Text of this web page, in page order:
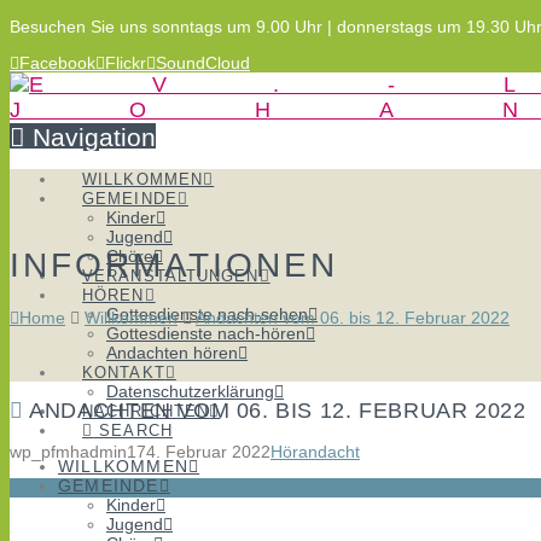
Besuchen Sie uns sonntags um 9.00 Uhr | donnerstags um 19.30 Uhr
Facebook Flickr SoundCloud
Navigation
WILLKOMMEN
GEMEINDE
Kinder
Jugend
Chöre
VERANSTALTUNGEN
HÖREN
Gottesdienste nach-sehen
Gottesdienste nach-hören
Andachten hören
KONTAKT
Datenschutzerklärung
NACHRICHTEN
SEARCH
WILLKOMMEN
GEMEINDE
Kinder
Jugend
INFORMATIONEN
Home Willkommen Andachten vom 06. bis 12. Februar 2022
ANDACHTEN VOM 06. BIS 12. FEBRUAR 2022
wp_pfmhadmin174. Februar 2022Hörandacht